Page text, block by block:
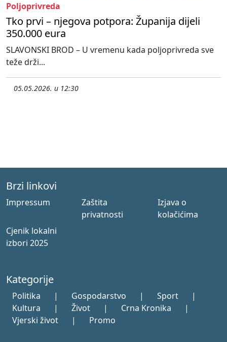
Poljoprivreda
Tko prvi – njegova potpora: Županija dijeli
350.000 eura
SLAVONSKI BROD – U vremenu kada poljoprivreda sve
teže drži...
05.05.2026. u 12:30
Brzi linkovi
Impressum
Zaštita
privatnosti
Izjava o
kolačićima
Cjenik lokalni
izbori 2025
Kategorije
Politika | Gospodarstvo | Sport
|
Kultura
| Život | Crna Kronika
|
Vjerski život
| Promo